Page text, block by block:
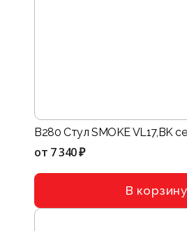
B280 Стул SMOKE VL17,BK
от 7 340 ₽
В корзину